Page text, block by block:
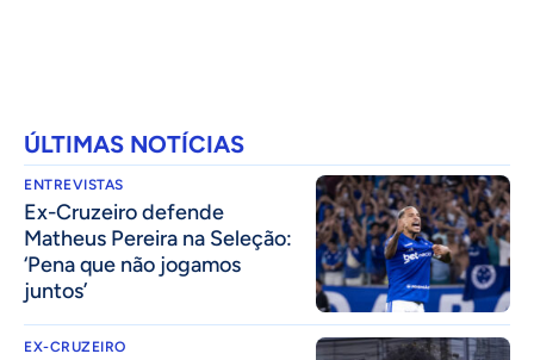
ÚLTIMAS NOTÍCIAS
ENTREVISTAS
Ex-Cruzeiro defende
Matheus Pereira na Seleção:
‘Pena que não jogamos
juntos’
EX-CRUZEIRO